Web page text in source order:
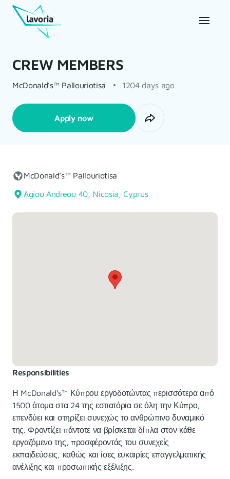
CREW MEMBERS
McDonald’s™ Pallouriotisa 1204 days ago
Apply now
Responsibilities
Η McDonald’s™ Κύπρου εργοδοτώντας περισσότερα από
1500 άτομα στα 24 της εστιατόρια σε όλη την Κύπρο,
επενδύει και στηρίζει συνεχώς το ανθρώπινο δυναμικό
της. Φροντίζει πάντοτε να βρίσκεται δίπλα στον κάθε
εργαζόμενο της, προσφέροντάς του συνεχείς
εκπαιδεύσεις, καθώς και ίσες ευκαιρίες επαγγελματικής
ανέλιξης και προσωπικής εξέλιξης.
McDonald’s™ Pallouriotisa
Agiou Andreou 40, Nicosia, Cyprus